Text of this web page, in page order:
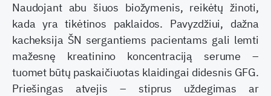
Naudojant abu šiuos biožymenis, reikėtų žinoti,
kada yra tikėtinos paklaidos. Pavyzdžiui, dažna
kacheksija ŠN sergantiems pacientams gali lemti
mažesnę kreatinino koncentraciją serume –
tuomet būtų paskaičiuotas klaidingai didesnis GFG.
Priešingas atvejis – stiprus uždegimas ar